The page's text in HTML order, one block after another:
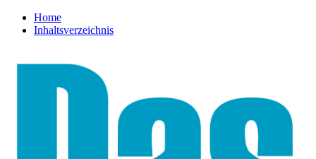
Home
Inhaltsverzeichnis